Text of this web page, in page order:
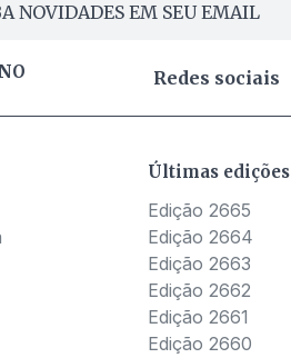
NOVIDADES EM SEU EMAIL
Redes sociais
Últimas edições
Edição 2665
Edição 2664
Edição 2663
Edição 2662
Edição 2661
Edição 2660